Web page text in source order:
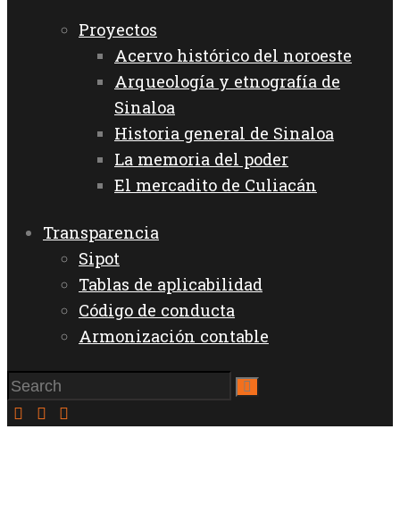
Proyectos
Acervo histórico del noroeste
Arqueología y etnografía de
Sinaloa
Historia general de Sinaloa
La memoria del poder
El mercadito de Culiacán
Transparencia
Sipot
Tablas de aplicabilidad
Código de conducta
Armonización contable